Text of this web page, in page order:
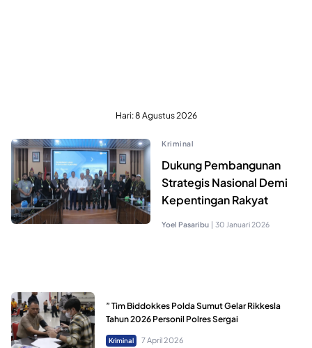
Hari:8 Agustus 2026
Kriminal
Dukung Pembangunan
Strategis Nasional Demi
Kepentingan Rakyat
Yoel Pasaribu | 30 Januari 2026
” Tim Biddokkes Polda Sumut Gelar Rikkesla
Tahun 2026 Personil Polres Sergai
Kriminal 7 April 2026